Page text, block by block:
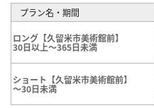
プラン名・期間
ロング【久留米市美術館前】
30日以上～365日未満
ショート【久留米市美術館前】
～30日未満